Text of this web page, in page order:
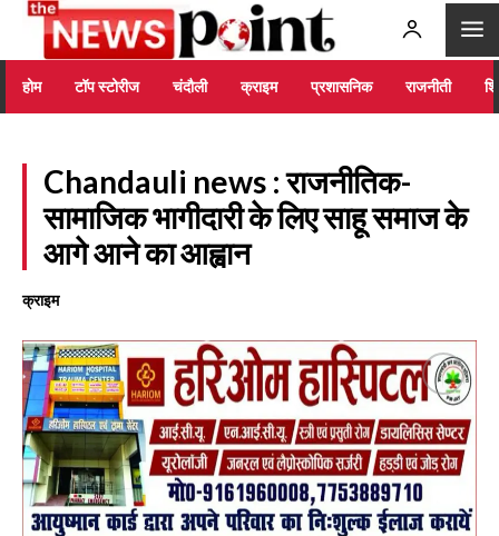
होम टॉप स्टोरीज चंदौली क्राइम प्रशासनिक राजनीती
Chandauli news : राजनीतिक-
सामाजिक भागीदारी के लिए साहू समाज के
आगे आने का आह्वान
क्राइम